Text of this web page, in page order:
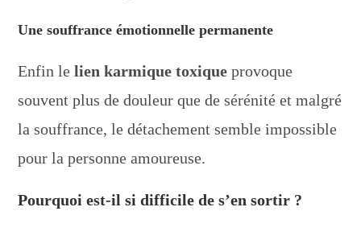
Une souffrance émotionnelle permanente
Enfin lelien karmique toxique provoque
souvent plus de douleur que de sérénité et malgré
la souffrance, le détachement semble impossible
pour la personne amoureuse.
Pourquoi est-il si difficile de s’en sortir ?